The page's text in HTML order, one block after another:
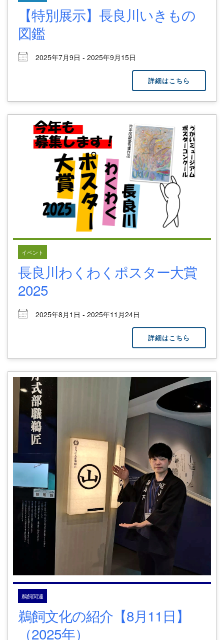
【特別展示】長良川いきもの
図鑑
2025年7月9日 - 2025年9月15日
詳細はこちら
イベント
長良川わくわくポスター大賞
2025
2025年8月1日 - 2025年11月24日
詳細はこちら
鵜飼関連
鵜飼文化の紹介【8月11日】
（2025年）